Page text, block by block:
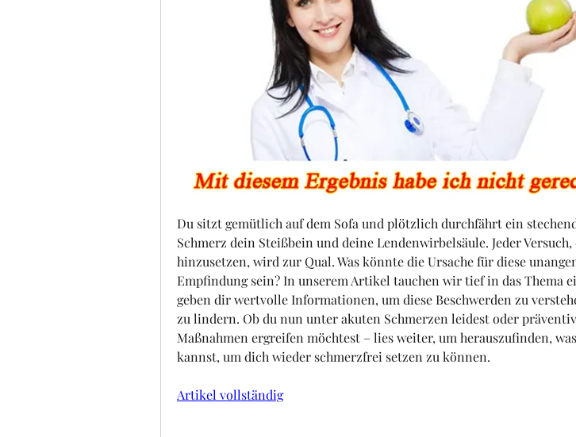
Du sitzt gemütlich auf dem Sofa und plötzlich durchfährt ein
Schmerz dein Steißbein und deine Lendenwirbelsäule. Jeder Versuch,
hinzusetzen, wird zur Qual. Was könnte die Ursache für diese
Empfindung sein? In unserem Artikel tauchen wir tief in das Thema
geben dir wertvolle Informationen, um diese Beschwerden zu
zu lindern. Ob du nun unter akuten Schmerzen leidest oder
Maßnahmen ergreifen möchtest – lies weiter, um herauszufinden,
kannst, um dich wieder schmerzfrei setzen zu können.
Artikel vollständig